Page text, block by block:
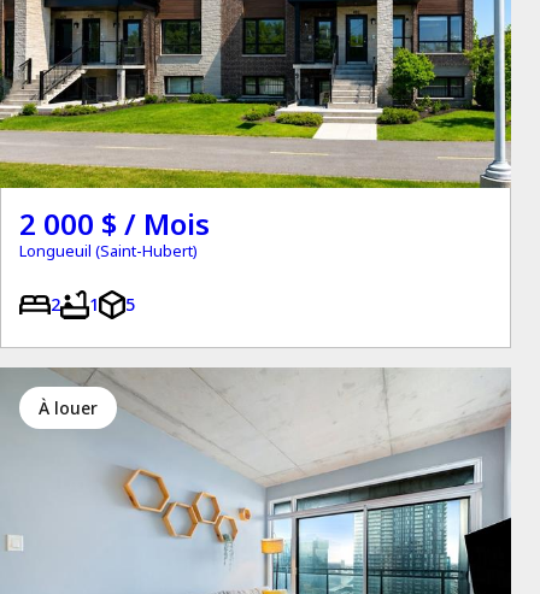
2 000 $ / Mois
Longueuil (Saint-Hubert)
2 1 5
à louer